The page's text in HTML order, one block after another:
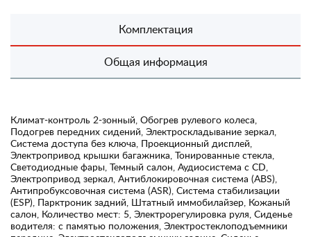
Комплектация
Общая информация
Климат-контроль 2-зонный, Обогрев рулевого колеса,
Подогрев передних сидений, Электроскладывание зеркал,
Система доступа без ключа, Проекционный дисплей,
Электропривод крышки багажника, Тонированные стекла,
Светодиодные фары, Темный салон, Аудиосистема с CD,
Электропривод зеркал, Антиблокировочная система (ABS),
Антипробуксовочная система (ASR), Система стабилизации
(ESP), Парктроник задний, Штатный иммобилайзер, Кожаный
салон, Количество мест: 5, Электрорегулировка руля, Сиденье
водителя: с памятью положения, Электростеклоподъемники